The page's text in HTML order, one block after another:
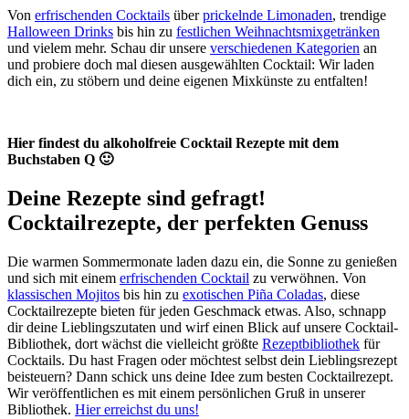
Von erfrischenden Cocktails überprickelnde Limonaden, trendige
Halloween Drinks bis hin zu festlichen Weihnachtsmixgetränken
und vielem mehr. Schau dir unsere verschiedenen Kategorien an
und probiere doch mal diesen ausgewählten Cocktail: Wir laden
dich ein, zu stöbern und deine eigenen Mixkünste zu entfalten!
Hier findest du alkoholfreie Cocktail Rezepte mit dem
Buchstaben Q 🙂
Deine Rezepte sind gefragt!
Cocktailrezepte, der perfekten Genuss
Die warmen Sommermonate laden dazu ein, die Sonne zu genießen
und sich mit einem erfrischenden Cocktail zu verwöhnen. Von
klassischen Mojitos bis hin zu exotischen Piña Coladas, diese
Cocktailrezepte bieten für jeden Geschmack etwas. Also, schnapp
dir deine Lieblingszutaten und wirf einen Blick auf unsere Cocktail-
Bibliothek, dort wächst die vielleicht größte Rezeptbibliothek für
Cocktails. Du hast Fragen oder möchtest selbst dein Lieblingsrezept
beisteuern? Dann schick uns deine Idee zum besten Cocktailrezept.
Wir veröffentlichen es mit einem persönlichen Gruß in unserer
Bibliothek. Hier erreichst du uns!